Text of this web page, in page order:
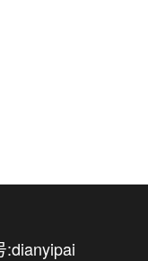
:dianyipai